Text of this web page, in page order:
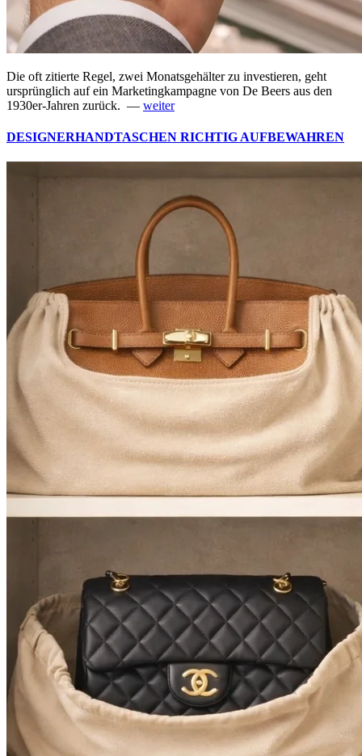
Die oft zitierte Regel, zwei Monatsgehälter zu investieren, geht
ursprünglich auf ein Marketingkampagne von De Beers aus den
1930er-Jahren zurück. — weiter
DESIGNERHANDTASCHEN RICHTIG AUFBEWAHREN